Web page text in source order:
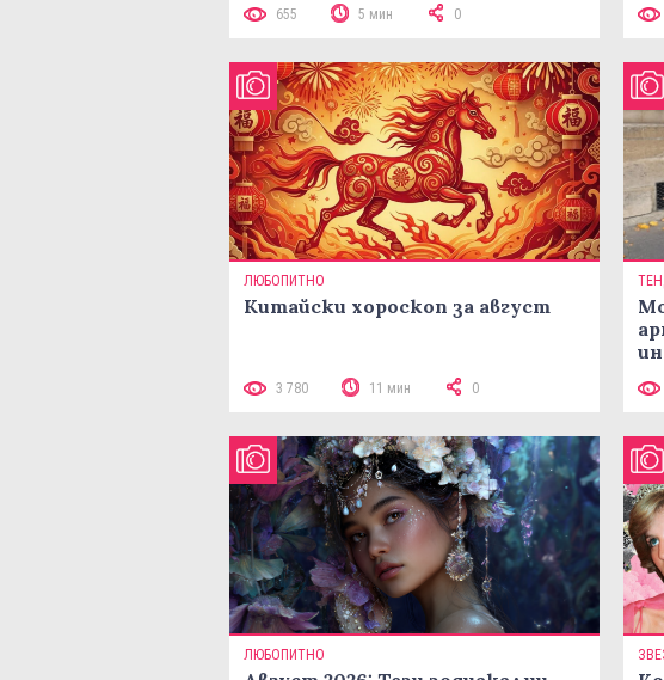
655 5 мин 0
ЛЮБОПИТНО
Китайски хороскоп за август
3 780 11 мин 0
ЛЮБОПИТНО